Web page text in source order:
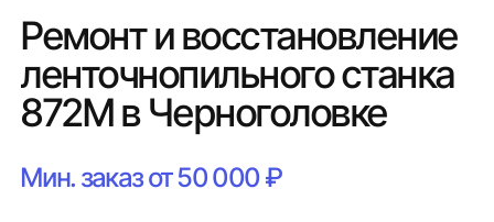
Ремонт и восстановление
ленточнопильного станка
872М в Черноголовке
Мин. заказ от 50 000 ₽